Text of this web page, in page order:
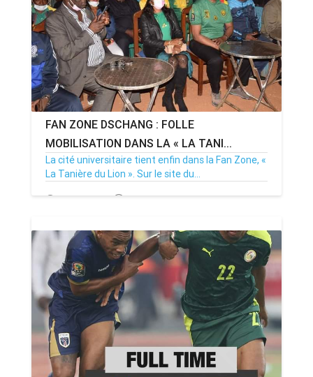
FAN ZONE DSCHANG : FOLLE
MOBILISATION DANS LA « LA TANI...
La cité universitaire tient enfin dans la Fan Zone, «
La Tanière du Lion ». Sur le site du...
25/01/22 Par MenouActu 0